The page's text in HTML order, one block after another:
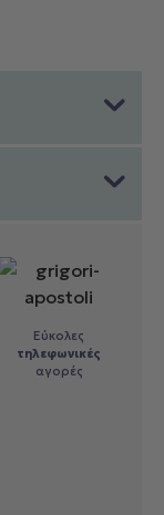
Εύκολες
τηλεφωνικές
αγορές